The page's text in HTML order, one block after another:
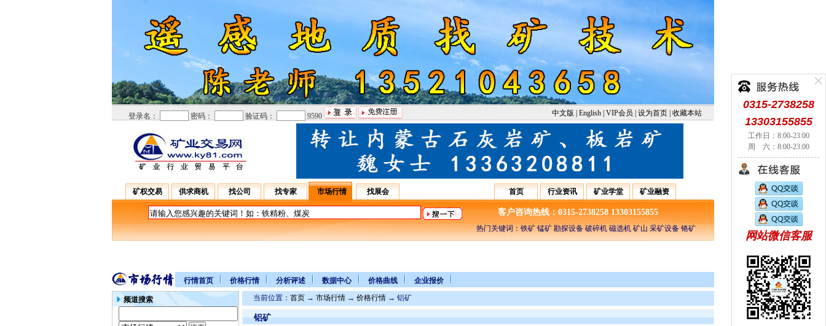
登录名： 密码： 验证码： 9590 中文版 English |VIP会员 设为首页 收藏本站
矿权交易 供求商机 找公司 找专家 市场行情 找展会 首页 行业资讯 矿业学堂 矿业融资
客户咨询热线：0315-2738258 13303155855
热门关键词：铁矿 锰矿 勘探设备 破碎机 磁选机 矿山 采矿设备 铬矿
行情首页 价格行情 分析评述 数据中心 价格曲线 企业报价
频道搜索 当前位置： 首页 → 市场行情 → 价格行情 → 铝矿
铝矿
0315-2738258
13303155855
工作日：8:00-23:00
周 六：8:00-23:00
网站微信客服